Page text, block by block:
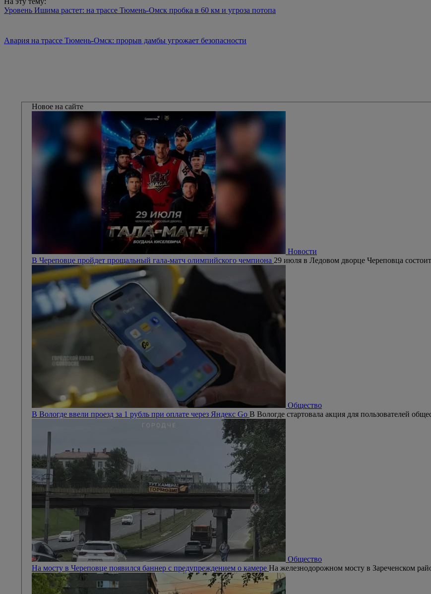
Уровень Ишима растет: на трассе Тюмень-Омск пробка в 60 км и угроза потопа
Авария на трассе Тюмень-Омск: прорыв дамбы угрожает безопасности
Новое на сайте
Новости
В Череповце пройдет прощальный гала-матч олимпийского чемпиона 29 июля в Ледовом дворце Череповца
Общество
В Вологде ввели проезд за 1 рубль при оплате через Яндекс Go В Вологде стартовала акция для пользователей
Общество
На мосту в Череповце появился баннер с предупреждением о камере На железнодорожном мосту в Зареченском